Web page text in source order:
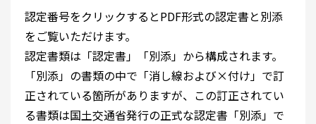
認定番号をクリックするとPDF形式の認定書と別添
をご覧いただけます。
認定書類は「認定書」「別添」から構成されます。
「別添」の書類の中で「消し線および×付け」で訂
正されている箇所がありますが、この訂正されてい
る書類は国土交通省発行の正式な認定書「別添」で